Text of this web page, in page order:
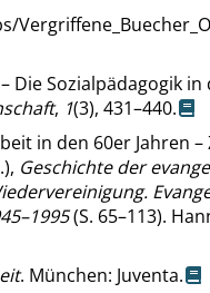
Die Sozialpädagogik
, 1(3), 431–440.
in den 60er Jahren –
Geschichte der
(S. 65–113).
. München: Juventa.